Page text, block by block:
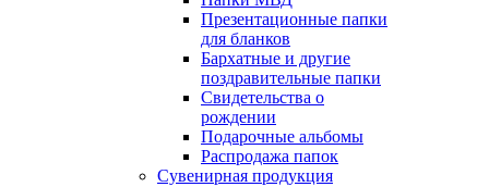
Презентационные папки
для бланков
Бархатные и другие
поздравительные папки
Свидетельства о
рождении
Подарочные альбомы
Распродажа папок
Сувенирная продукция